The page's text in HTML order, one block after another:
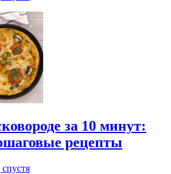
за 10 минут:
рецепты
спустя